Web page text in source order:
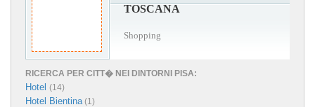
TOSCANA
Shopping
RICERCA PER CITT� NEI DINTORNI PISA:
Hotel (14)
Hotel Bientina(1)